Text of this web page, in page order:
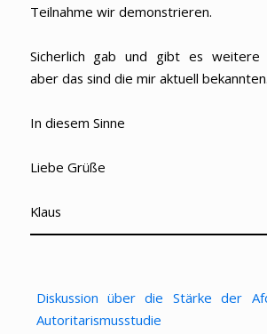
Teilnahme wir demonstrieren.
Sicherlich gab und gibt es weitere
aber das sind die mir aktuell bekannten.
In diesem Sinne
Liebe Grüße
Klaus
Diskussion über die Stärke der
Autoritarismusstudie